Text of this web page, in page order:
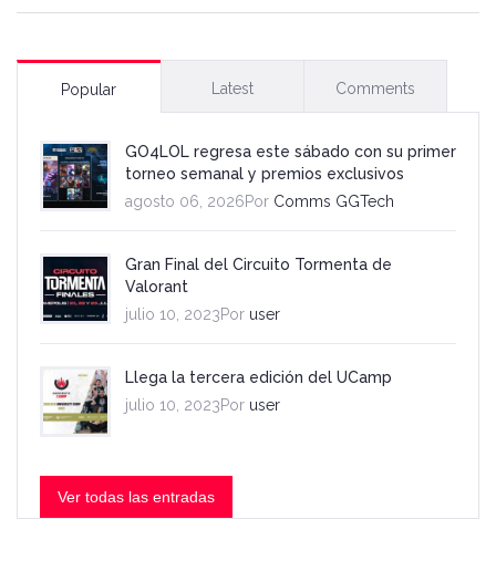
Popular Latest Comments
GO4LOL regresa este sábado con su primer
torneo semanal y premios exclusivos
agosto 06, 2026Por Comms GGTech
Gran Final del Circuito Tormenta de
Valorant
julio 10, 2023Por user
Llega la tercera edición del UCamp
julio 10, 2023Por user
Ver todas las entradas